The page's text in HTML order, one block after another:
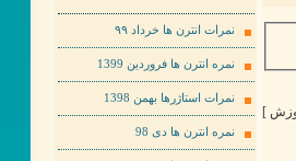
نمرات انترن ها خرداد ٩٩
نمره انترن ها فروردین 1399
نمرات استاژرها بهمن 1398
نمره انترن ها دی 98